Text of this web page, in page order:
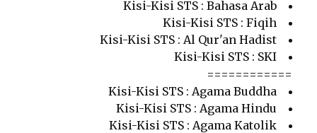
Kisi-Kisi STS : Bahasa Arab
Kisi-Kisi STS : Fiqih
Kisi-Kisi STS : Al Qur'an Hadist
Kisi-Kisi STS : SKI
============
Kisi-Kisi STS : Agama Buddha
Kisi-Kisi STS : Agama Hindu
Kisi-Kisi STS : Agama Katolik